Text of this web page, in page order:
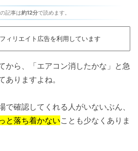
記事は約12分で読めます。
ィリエイト広告を利用しています
から、「エアコン消したかな」と急
ありますよね。
で確認してくれる人がいないぶん、
と落ち着かないことも少なくありま